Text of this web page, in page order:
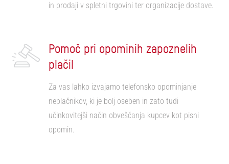
in prodaji v spletni trgovini ter organizacije dostave.
Pomoč pri opominih zapoznelih
plačil
Za vas lahko izvajamo telefonsko opominjanje
neplačnikov, ki je bolj oseben in zato tudi
učinkovitejši način obveščanja kupcev kot pisni
opomin.